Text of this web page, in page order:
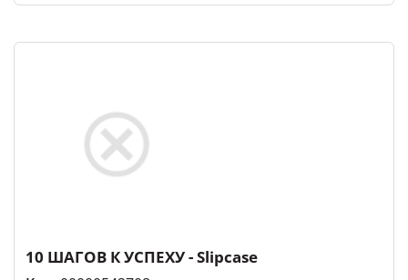
10 ШАГОВ К УСПЕХУ - Slipcase